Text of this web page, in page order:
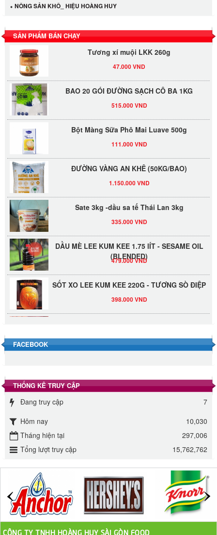
NÔNG SẢN KHÔ_ HIỆU HOÀNG HUY
SẢN PHẨM BÁN CHẠY
LỐC 12 HỦ Tương xí muội LKK 260g
BAO 20 GÓI ĐƯỜNG SẠCH CÔ BA 1KG
ĐƯỜNG VÀNG AN KHÊ (50KG/BAO)
Sate 3kg -dầu sa tế Thái Lan 3kg
DẦU MÈ LEE KUM KEE 1.75 lÍT - SESAME OIL
(BLENDED)
479.000 VND
SỐT XO LEE KUM KEE 220G - TƯƠNG SÒ ĐIỆP
Đường mía thiên nhiên Biên Hòa gói 1kg
ĐƯỜNG SẠCH CÔ BA BIÊN HÒA 1KG
27.000 VND
Đường cát trắng An Khê bao 50kg
1.100.000 VND
FACEBOOK
THỐNG KÊ TRUY CẬP
Đang truy cập
7
Hôm nay
10,030
Tháng hiện tại
297,006
Tổng lượt truy cập
15,762,762
CÔNG TY TNHH HOÀNG HUY SÀI GÒN FOOD